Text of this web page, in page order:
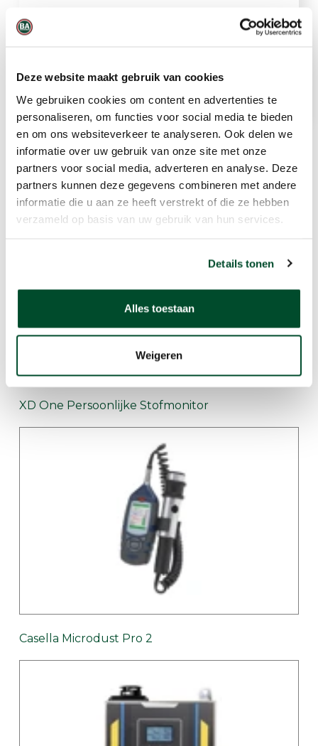
Deze website maakt gebruik van cookies
We gebruiken cookies om content en advertenties te
personaliseren, om functies voor social media te bieden
en om ons websiteverkeer te analyseren. Ook delen we
informatie over uw gebruik van onze site met onze
partners voor social media, adverteren en analyse. Deze
partners kunnen deze gegevens combineren met andere
informatie die u aan ze heeft verstrekt of die ze hebben
verzameld op basis van uw gebruik van hun services.
Details tonen
Alles toestaan
Weigeren
85 dB alarm
Gerelateerde producten
XD One Persoonlijke Stofmonitor
Casella Microdust Pro 2